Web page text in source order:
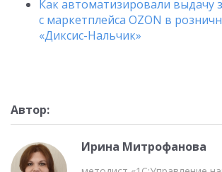
Как автоматизировали выдачу
с маркетплейса OZON в
«Диксис-Нальчик»
Автор:
Ирина Митрофанова